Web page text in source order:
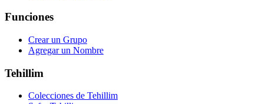
Funciones
Crear un Grupo
Agregar un Nombre
Tehillim
Colecciones de Tehillim